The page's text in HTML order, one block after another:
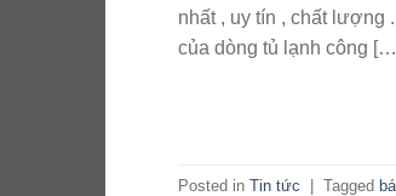
nhất , uy tín , chất lượng
của dòng tủ lạnh công
Posted in Tin tức | Tagged